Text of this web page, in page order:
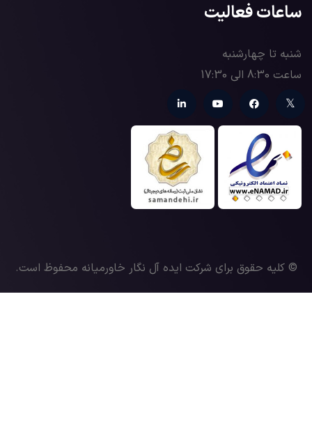
ساعات فعالیت
شنبه تا چهارشنبه
ساعت 8:30 الی 17:30
© کلیه حقوق برای شرکت ایده آل نگار خاورمیانه محفوظ است.